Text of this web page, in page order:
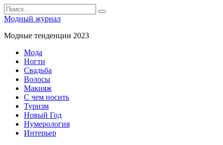
Перейти
к
содержанию
Search
for:
Модный журнал
Модные тенденции 2023
Мода
Ногти
Свадьба
Волосы
Макияж
С чем носить
Туризм
Новый Год
Нумерология
Интерьер